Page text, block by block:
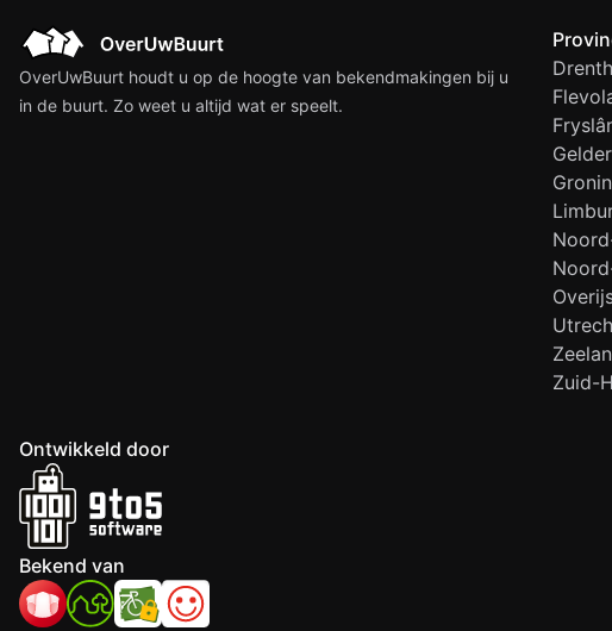
OverUwBuurt houdt u op de hoogte van bekendmakingen bij u
in de buurt. Zo weet u altijd wat er speelt.
Zuid-
Ontwikkeld door
Bekend van